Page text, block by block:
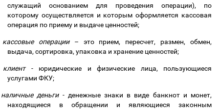
служащий основанием для проведения операции), по
которому осуществляется и которым оформляется кассовая
операция по приему и выдаче ценностей;
кассовые операции – это прием, пересчет, размен, обмен,
выдача, сортировка, упаковка и хранение ценностей;
клиент - юридические и физические лица, пользующиеся
услугами ФКУ;
наличные деньги- денежные знаки в виде банкнот и монет,
находящиеся в обращении и являющиеся законным